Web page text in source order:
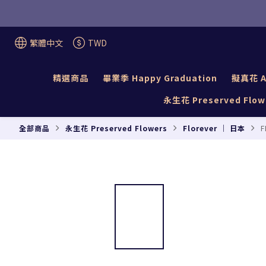
繁體中文 TWD
精選商品 畢業季 Happy Graduation
擬真花
永生花 Preserved
全部商品 永生花 Preserved Flowers Florever ｜ 日本